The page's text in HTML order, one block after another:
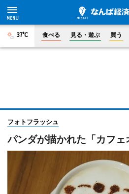
37°C 食べる 見る・遊ぶ 買う
フォトフラッシュ
パンダが描かれた「カフェ